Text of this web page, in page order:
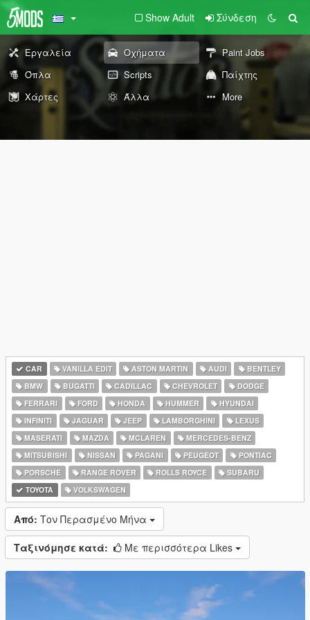
Show Adult Σύνδεση
Εργαλεία Οχήματα
Paint Jobs
Όπλα
Scripts
Παίχτης
Χάρτες
Άλλα More
CAR VANILLA EDIT ASTON MARTIN AUDI
BENTLEY
BMW
BUGATTI CADILLAC CHEVROLET
DODGE
FERRARI
FORD HONDA HUMMER
HYUNDAI
INFINITI
JAGUAR JEEP LAMBORGHINI
LEXUS
MASERATI
MAZDA MCLAREN
MERCEDES-BENZ
MITSUBISHI
NISSAN PAGANI PEUGEOT
PONTIAC
PORSCHE
RANGE ROVER ROLLS ROYCE
SUBARU
TOYOTA
VOLKSWAGEN
Από: Τον Περασμένο Μήνα
Ταξινόμησε κατά: Με περισσότερα Likes